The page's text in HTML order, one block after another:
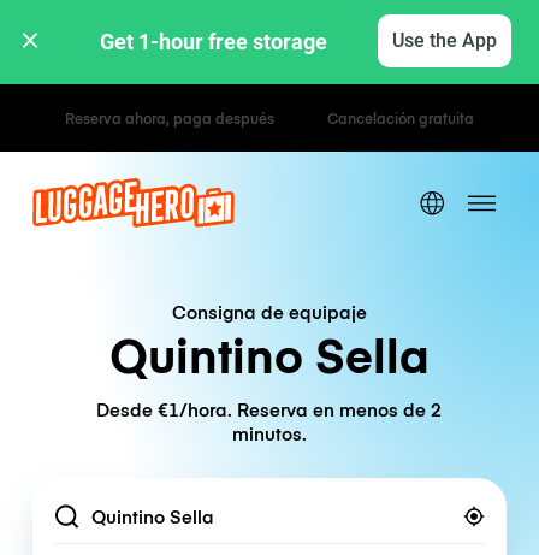
Get 1-hour free storage Use the App
Tarifas por hora / día
Consigna de equipaje
Quintino Sella
Desde €1/hora. Reserva en menos de 2
minutos.
Location